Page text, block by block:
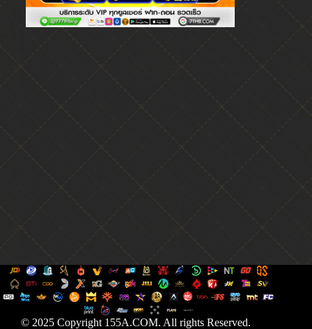
© 2025 Copyright 155A.COM. All rights Reserved.